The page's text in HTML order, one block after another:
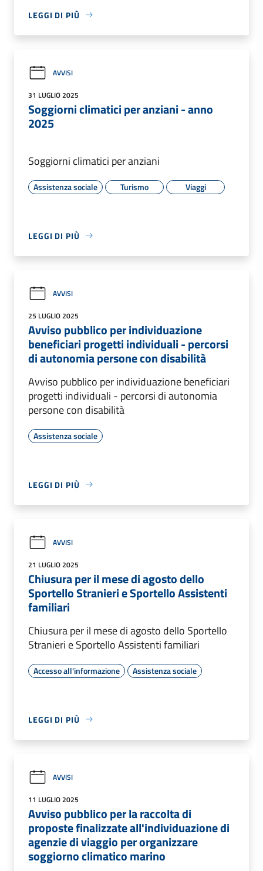
LEGGI DI PIÙ
AVVISI
31 LUGLIO 2025
Soggiorni climatici per anziani - anno
2025
Soggiorni climatici per anziani
Assistenza sociale Turismo Viaggi
LEGGI DI PIÙ
AVVISI
25 LUGLIO 2025
Avviso pubblico per individuazione
beneficiari progetti individuali - percorsi
di autonomia persone con disabilità
Avviso pubblico per individuazione beneficiari
progetti individuali - percorsi di autonomia
persone con disabilità
Assistenza sociale
LEGGI DI PIÙ
AVVISI
21 LUGLIO 2025
Chiusura per il mese di agosto dello
Sportello Stranieri e Sportello Assistenti
familiari
Chiusura per il mese di agosto dello Sportello
Stranieri e Sportello Assistenti familiari
Accesso all'informazione Assistenza sociale
LEGGI DI PIÙ
AVVISI
11 LUGLIO 2025
Avviso pubblico per la raccolta di
proposte finalizzate all'individuazione di
agenzie di viaggio per organizzare
soggiorno climatico marino